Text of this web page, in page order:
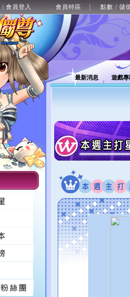
| 會員登入 會員特區 點數 / 儲
最新消息 遊戲